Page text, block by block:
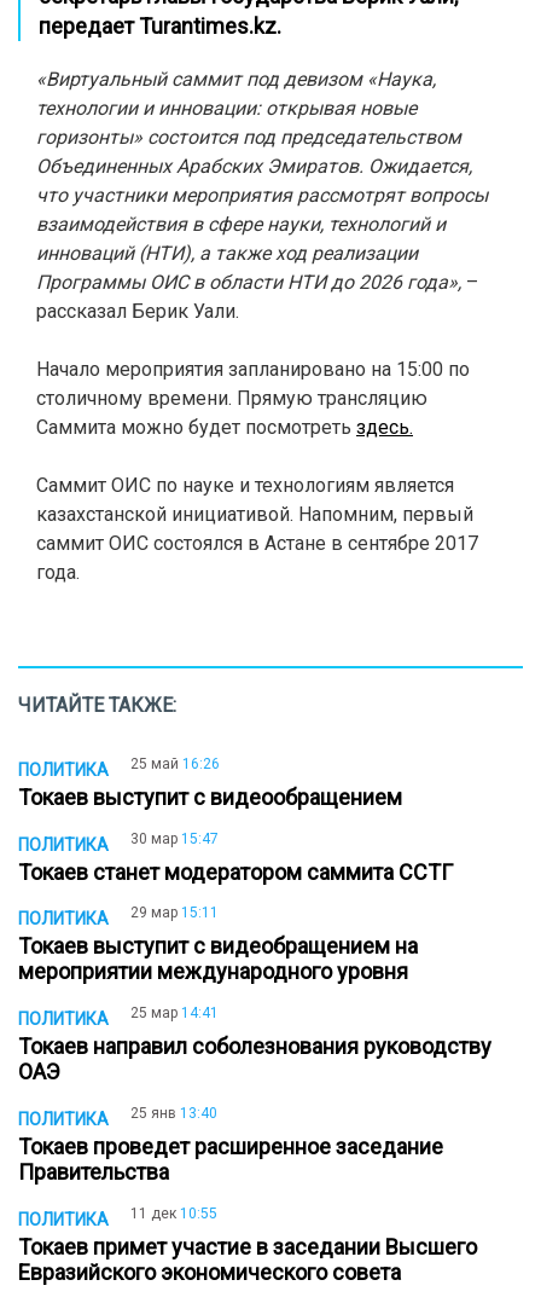
передаетTurantimes.kz.
«Виртуальный саммит под девизом «Наука,
технологии и инновации: открывая новые
горизонты» состоится под председательством
Объединенных Арабских Эмиратов. Ожидается,
что участники мероприятия рассмотрят вопросы
взаимодействия в сфере науки, технологий и
инноваций (НТИ), а также ход реализации
Программы ОИС в области НТИ до 2026 года», –
рассказал Берик Уали.
Начало мероприятия запланировано на 15:00 по
столичному времени. Прямую трансляцию
Саммита можно будет посмотреть здесь.
Саммит ОИС по науке и технологиям является
казахстанской инициативой. Напомним, первый
саммит ОИС состоялся в Астане в сентябре 2017
года.
ЧИТАЙТЕ ТАКЖЕ:
ПОЛИТИКА 25 май 16:26
Токаев выступит с видеообращением
ПОЛИТИКА 30 мар 15:47
Токаев станет модератором саммита ССТГ
ПОЛИТИКА 29 мар 15:11
Токаев выступит с видеобращением на
мероприятии международного уровня
ПОЛИТИКА 25 мар 14:41
Токаев направил соболезнования руководству
ОАЭ
ПОЛИТИКА 25 янв 13:40
Токаев проведет расширенное заседание
Правительства
ПОЛИТИКА 11 дек 10:55
Токаев примет участие в заседании Высшего
Евразийского экономического совета